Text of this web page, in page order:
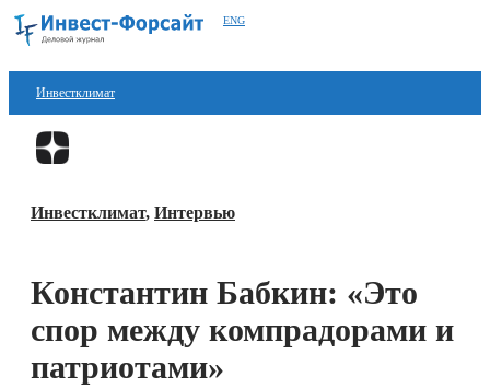
ENG
Инвестклимат
Финансы
Блокчейн
Инвестклимат, Интервью
Константин Бабкин: «Это
спор между компрадорами и
патриотами»